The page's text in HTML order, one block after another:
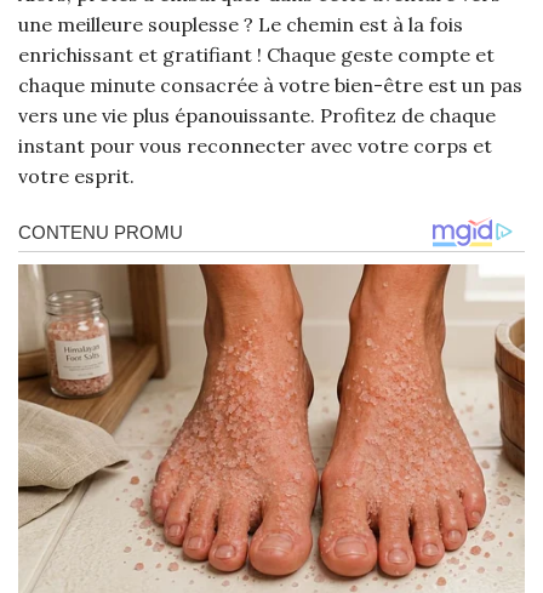
une meilleure souplesse ? Le chemin est à la fois
enrichissant et gratifiant ! Chaque geste compte et
chaque minute consacrée à votre bien-être est un pas
vers une vie plus épanouissante. Profitez de chaque
instant pour vous reconnecter avec votre corps et
votre esprit.